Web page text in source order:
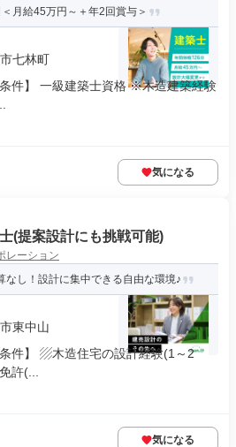
月給45万円～＋年2回賞与＞
七林町
件】 一級建築士資格 ※木造建築経験
気になる
(提案設計にも挑戦可能)
レーション
なし！設計に集中できる自由な環境♪
東中山
件】 ▨木造住宅の設計経験(1～2
許(...
気になる